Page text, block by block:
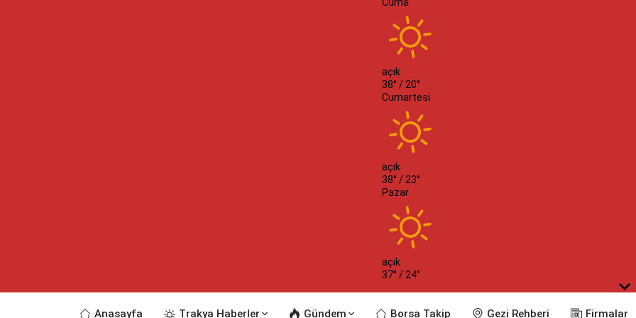
açık
38° / 20°
Cumartesi
açık
38° / 23°
Pazar
açık
37° / 24°
Anasayfa Trakya Haberler Gündem Borsa Takip Gezi Rehberi Firmalar